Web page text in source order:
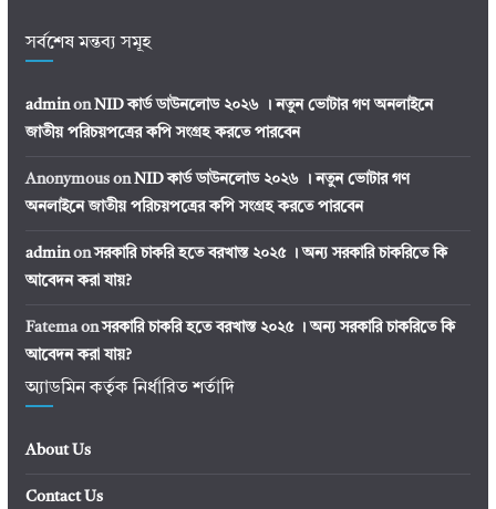
সর্বশেষ মন্তব্য সমূহ
adminon NID কার্ড ডাউনলোড ২০২৬ । নতুন ভোটার গণ অনলাইনে
জাতীয় পরিচয়পত্রের কপি সংগ্রহ করতে পারবেন
Anonymouson NID কার্ড ডাউনলোড ২০২৬ । নতুন ভোটার গণ
অনলাইনে জাতীয় পরিচয়পত্রের কপি সংগ্রহ করতে পারবেন
adminonসরকারি চাকরি হতে বরখাস্ত ২০২৫ । অন্য সরকারি চাকরিতে কি
আবেদন করা যায়?
Fatemaonসরকারি চাকরি হতে বরখাস্ত ২০২৫ । অন্য সরকারি চাকরিতে কি
আবেদন করা যায়?
অ্যাডমিন কর্তৃক নির্ধারিত শর্তাদি
About Us
Contact Us